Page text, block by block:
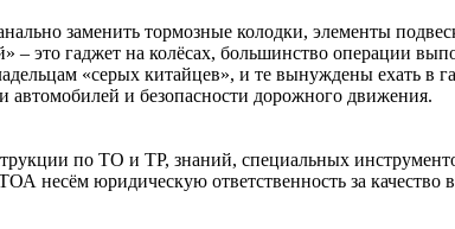
заменить тормозные колодки, элементы
– это гаджет на колёсах, большинство операции
«серых китайцев», и те вынуждены ехать в
автомобилей и безопасности дорожного движения.
по ТО и ТР, знаний, специальных
несём юридическую ответственность за качество